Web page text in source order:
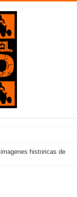
imagenes historicas de